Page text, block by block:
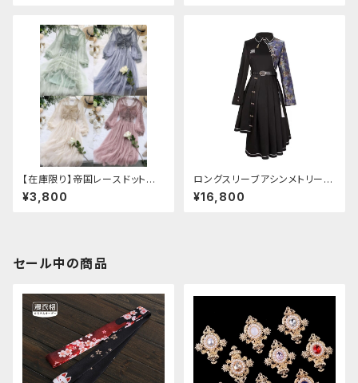
【在庫限り】帝国レースドットワ
ンピース
¥3,800
ロングスリーブアシンメトリーチ
ャイナドレス
¥16,800
セール中の商品